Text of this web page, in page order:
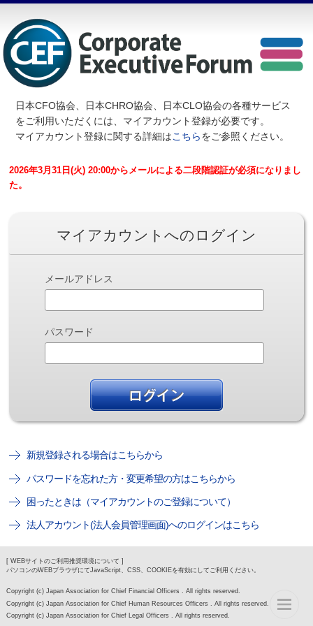
日本CFO協会、日本CHRO協会、日本CLO協会の各種サービス
をご利用いただくには、マイアカウント登録が必要です。
マイアカウント登録に関する詳細はこちらをご参照ください。
2026年3月31日(火) 20:00からメールによる二段階認証が必須になりまし
た。
マイアカウントへのログイン
メールアドレス
パスワード
新規登録される場合はこちらから
パスワードを忘れた方・変更希望の方はこちらから
困ったときは（マイアカウントのご登録について）
法人アカウント(法人会員管理画面)へのログインはこちら
[ WEBサイトのご利用推奨環境について ]
パソコンのWEBブラウザにてJavaScript、CSS、COOKIEを有効にしてご利用ください。
Copyright (c) Japan Association for Chief Financial Officers . All rights reserved.
Copyright (c) Japan Association for Chief Human Resources Officers . All rights reserved.
Copyright (c) Japan Association for Chief Legal Officers . All rights reserved.